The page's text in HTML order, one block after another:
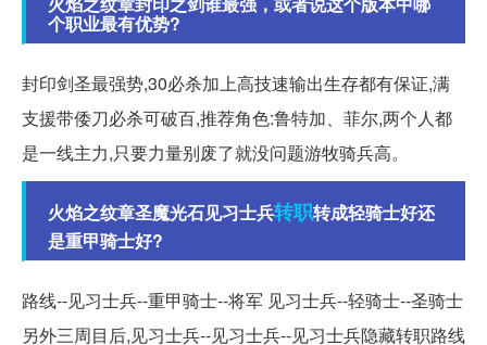
个职业最有优势?
封印剑圣最强势,30必杀加上高技速输出生存都有保证,满
支援带倭刀必杀可破百,推荐角色:鲁特加、菲尔,两个人都
是一线主力,只要力量别废了就没问题游牧骑兵高。
火焰之纹章圣魔光石见习士兵转职转成轻骑士好还
是重甲骑士好?
路线--见习士兵--重甲骑士--将军 见习士兵--轻骑士--圣骑士
另外三周目后,见习士兵--见习士兵--见习士兵隐藏转职路线